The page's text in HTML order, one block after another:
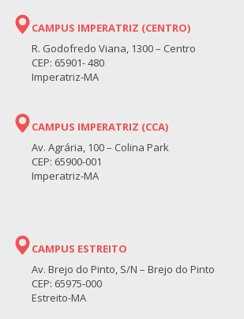
CAMPUS IMPERATRIZ (CENTRO)
R. Godofredo Viana, 1300 – Centro
CEP: 65901- 480
Imperatriz-MA
CAMPUS IMPERATRIZ (CCA)
Av. Agrária, 100 – Colina Park
CEP: 65900-001
Imperatriz-MA
CAMPUS ESTREITO
Av. Brejo do Pinto, S/N – Brejo do Pinto
CEP: 65975-000
Estreito-MA